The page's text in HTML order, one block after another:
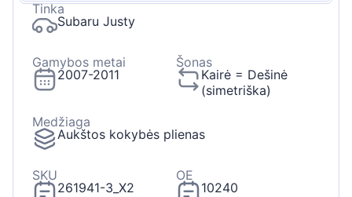
Tinka
Subaru Justy
Gamybos metai
2007-2011
Šonas
Kairė = Dešinė
(simetriška)
Medžiaga
Aukštos kokybės plienas
SKU
261941-3_X2
OE
10240